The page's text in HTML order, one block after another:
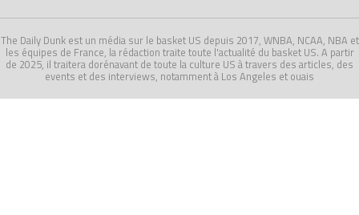
The Daily Dunk est un média sur le basket US depuis 2017, WNBA, NCAA, NBA et
les équipes de France, la rédaction traite toute l'actualité du basket US. A partir
de 2025, il traitera dorénavant de toute la culture US à travers des articles, des
events et des interviews, notamment à Los Angeles et ouais